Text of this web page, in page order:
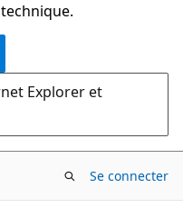
Explorer et
Se connecter